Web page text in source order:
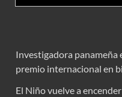
Investigadora panameña
premio internacional en
El Niño vuelve a